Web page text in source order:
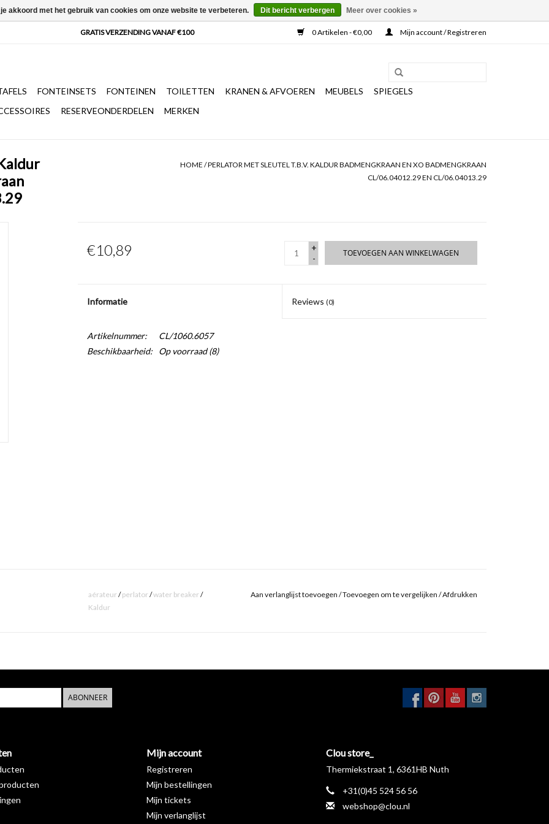
0 Artikelen - €0,00 Mijn account / Registreren
FONTEINSETS FONTEINEN TOILETTEN KRANEN & AFVOEREN MEUBELS
SPIEGELS
RESERVEONDERDELEN MERKEN
HOME /PERLATOR MET SLEUTEL T.B.V. KALDUR BADMENGKRAAN EN XO BADMENGKRAAN
CL/06.04012.29 EN CL/06.04013.29
€10,89
+
-
TOEVOEGEN AAN WINKELWAGEN
Informatie Reviews (0)
Artikelnummer:
CL/1060.6057
Beschikbaarheid:
Op voorraad(8)
aérateur /perlator /water breaker /
Kaldur
Aan verlanglijst toevoegen /Toevoegen om te vergelijken /Afdrukken
ABONNEER
Mijn account
Registreren
Mijn bestellingen
Mijn tickets
Mijn verlanglijst
Clou store_
Thermiekstraat 1, 6361HB Nuth
+31(0)45 524 56 56
webshop@clou.nl
akkoord met het gebruik van cookies om onze website te verbeteren. Dit bericht verbergen Meer over cookies »